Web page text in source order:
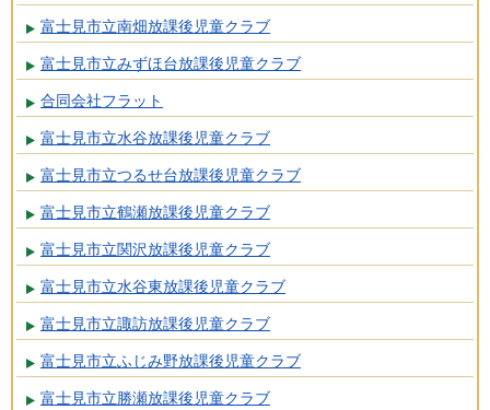
富士見市立南畑放課後児童クラブ
富士見市立みずほ台放課後児童クラブ
合同会社フラット
富士見市立水谷放課後児童クラブ
富士見市立つるせ台放課後児童クラブ
富士見市立鶴瀬放課後児童クラブ
富士見市立関沢放課後児童クラブ
富士見市立水谷東放課後児童クラブ
富士見市立諏訪放課後児童クラブ
富士見市立ふじみ野放課後児童クラブ
富士見市立勝瀬放課後児童クラブ